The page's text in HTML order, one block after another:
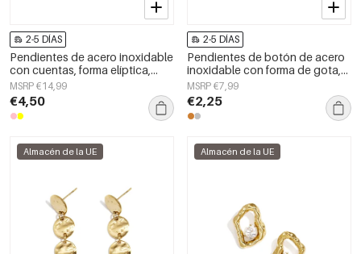
2-5 DÍAS
Pendientes de acero inoxidable
con cuentas, forma elíptica,
lindos, de la serie Daily Simple,
joyería para mujer
MSRP €14,99
€4,50
2-5 DÍAS
Pendientes de botón de acero
inoxidable con forma de gota,
sencillos, de la serie Daily
Simple, joyería para mujer.
MSRP €7,99
€2,25
Almacén de la UE Almacén de la UE